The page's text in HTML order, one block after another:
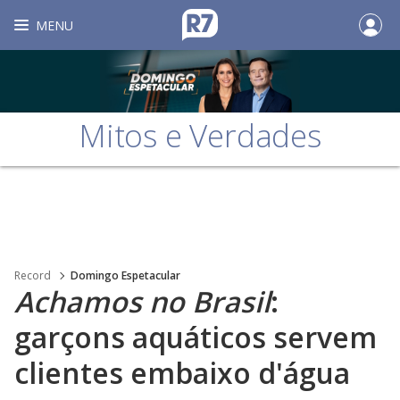
MENU
Mitos e Verdades
Record Domingo Espetacular
Achamos no Brasil:
garçons aquáticos servem
clientes embaixo d'água